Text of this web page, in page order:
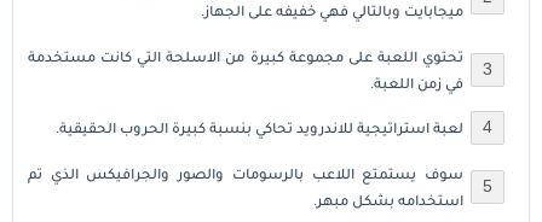
ميجابايت وبالتالي فهي خفيفه على الجهاز.
تحتوي اللعبة على مجموعة كبيرة من الاسلحة التي كانت مستخدمة
في زمن اللعبة.
لعبة استراتيجية للاندرويد تحاكي بنسبة كبيرة الحروب الحقيقية.
سوف يستمتع اللاعب بالرسومات والصور والجرافيكس الذي تم
استخدامه بشكل مبهر.